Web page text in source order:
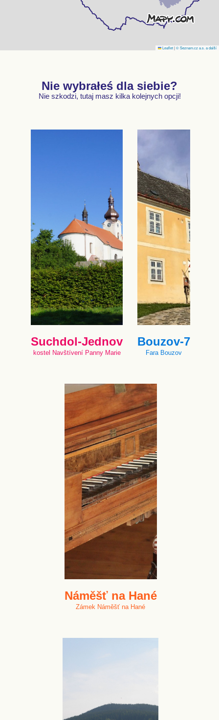
Leaflet|© Seznam.cz a.s. a další
Nie wybrałeś dla siebie?
Nie szkodzi, tutaj masz kilka kolejnych opcji!
Suchdol-Jednov
kostel Navštívení Panny Marie
Bouzov-7
Fara Bouzov
Náměšť na Hané
Zámek Náměšť na Hané